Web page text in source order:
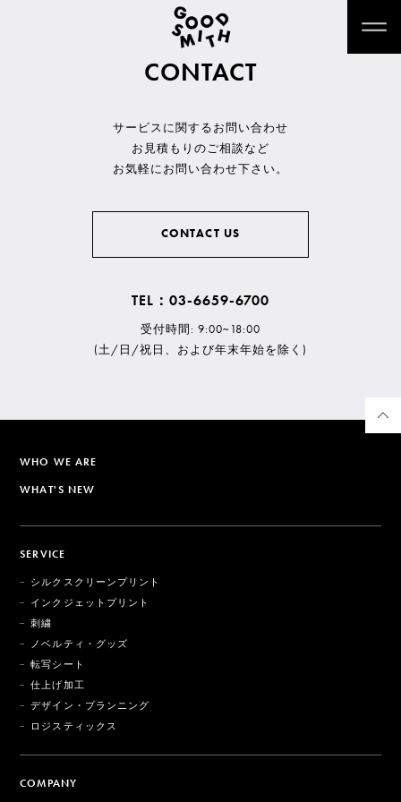
CONTACT
サービスに関するお問い合わせ
お見積もりのご相談など
お気軽にお問い合わせ下さい。
CONTACT US
TEL：03-6659-6700
受付時間: 9:00~18:00
(土/日/祝日、および年末年始を除く)
WHO WE ARE
WHAT'S NEW
SERVICE
シルクスクリーンプリント
インクジェットプリント
刺繍
ノベルティ・グッズ
転写シート
仕上げ加工
デザイン・プランニング
ロジスティックス
COMPANY